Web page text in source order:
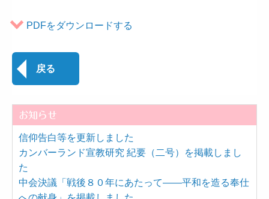
PDFをダウンロードする
戻る
お知らせ
信仰告白等を更新しました
カンバーランド宣教研究 紀要（二号）を掲載しまし
た
中会決議「戦後８０年にあたって――平和を造る奉仕